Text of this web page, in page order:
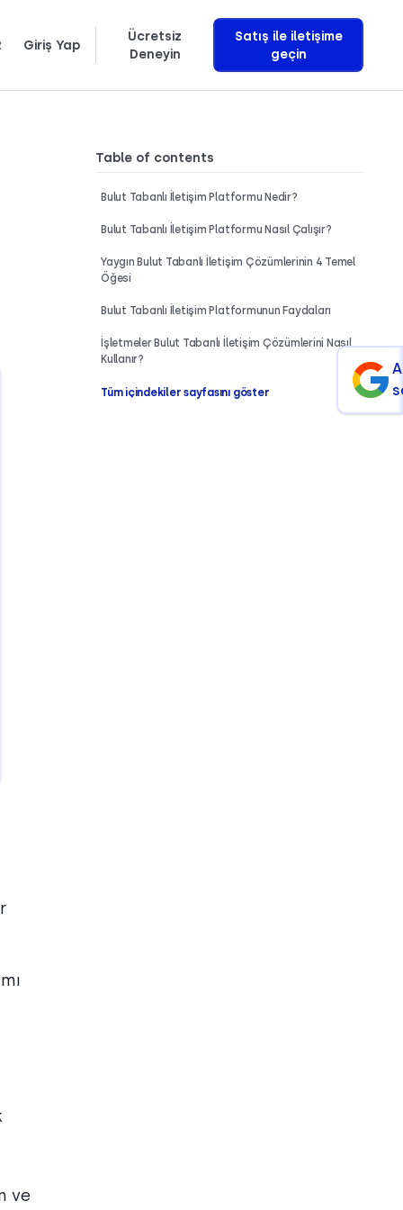
Giriş Yap
Ücretsiz
Deneyin
Satış ile iletişime
geçin
Table of contents
Bulut Tabanlı İletişim Platformu Nedir?
Bulut Tabanlı İletişim Platformu Nasıl Çalışır?
Yaygın Bulut Tabanlı İletişim Çözümlerinin 4 Temel
Öğesi
Bulut Tabanlı İletişim Platformunun Faydaları
İşletmeler Bulut Tabanlı İletişim Çözümlerini Nasıl
Kullanır?
Tüm içindekiler sayfasını göster
ve